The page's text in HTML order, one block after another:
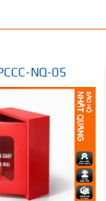
NQ-05